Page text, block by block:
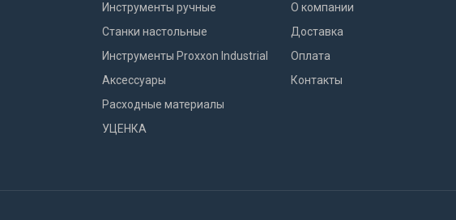
Инструменты ручные
Станки настольные
Инструменты Proxxon Industrial
Аксессуары
Расходные материалы
УЦЕНКА
О компании
Доставка
Оплата
Контакты